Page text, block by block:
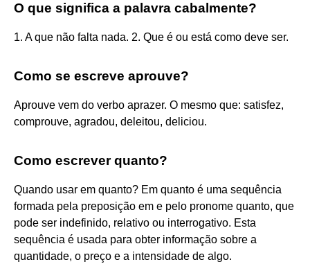
O que significa a palavra cabalmente?
1. A que não falta nada. 2. Que é ou está como deve ser.
Como se escreve aprouve?
Aprouve vem do verbo aprazer. O mesmo que: satisfez,
comprouve, agradou, deleitou, deliciou.
Como escrever quanto?
Quando usar em quanto? Em quanto é uma sequência
formada pela preposição em e pelo pronome quanto, que
pode ser indefinido, relativo ou interrogativo. Esta
sequência é usada para obter informação sobre a
quantidade, o preço e a intensidade de algo.